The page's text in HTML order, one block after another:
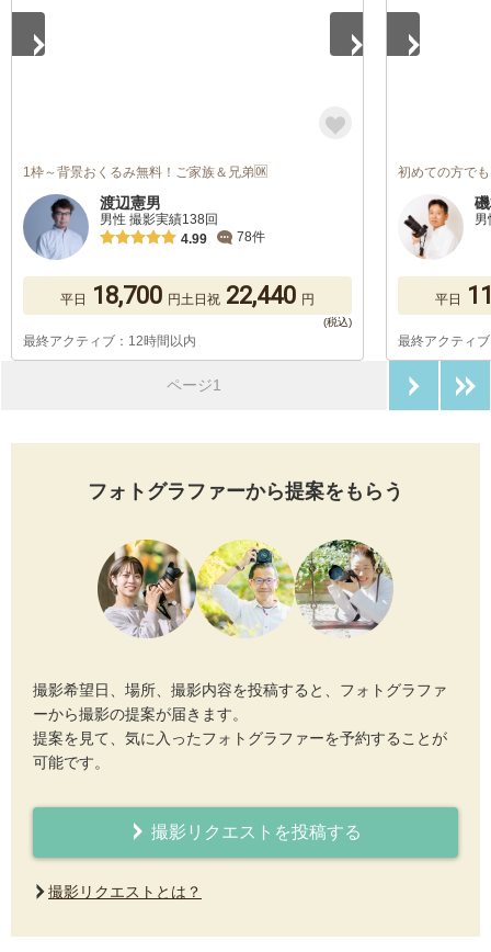
1枠～背景おくるみ無料！ご家族＆兄弟🆗
渡辺憲男
男性 撮影実績138回
4.99
78件
平日 18,700 円土日祝 22,440 円
最終アクティブ：12時間以内
初めての方で
男
平日
最終アクティ
ページ1
フォトグラファーから提案をもらう
撮影希望日、場所、撮影内容を投稿すると、フォトグラファ
ーから撮影の提案が届きます。
提案を見て、気に入ったフォトグラファーを予約することが
可能です。
撮影リクエストを投稿する
撮影リクエストとは？